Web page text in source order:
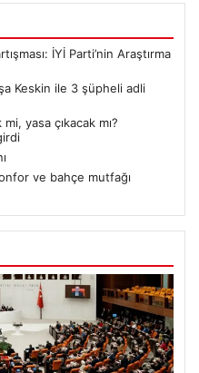
İYİ Parti’nin Araştırma
Keskin ile 3 şüpheli adli
yasa çıkacak mı?
ve bahçe mutfağı